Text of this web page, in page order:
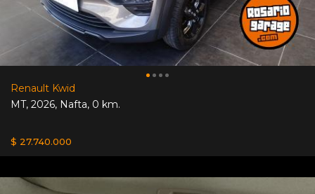
Renault Kwid
MT, 2026, Nafta, 0 km.
$ 27.740.000